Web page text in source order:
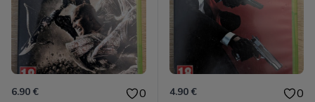
6.90 € 0 4.90 € 0